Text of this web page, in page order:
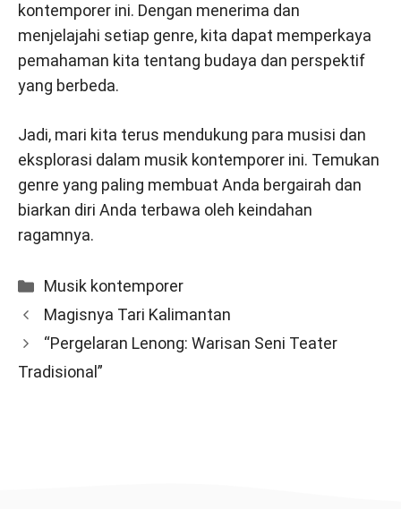
kontemporer ini. Dengan menerima dan
menjelajahi setiap genre, kita dapat memperkaya
pemahaman kita tentang budaya dan perspektif
yang berbeda.
Jadi, mari kita terus mendukung para musisi dan
eksplorasi dalam musik kontemporer ini. Temukan
genre yang paling membuat Anda bergairah dan
biarkan diri Anda terbawa oleh keindahan
ragamnya.
Categories
Musik kontemporer
Magisnya Tari Kalimantan
“Pergelaran Lenong: Warisan Seni Teater
Tradisional”